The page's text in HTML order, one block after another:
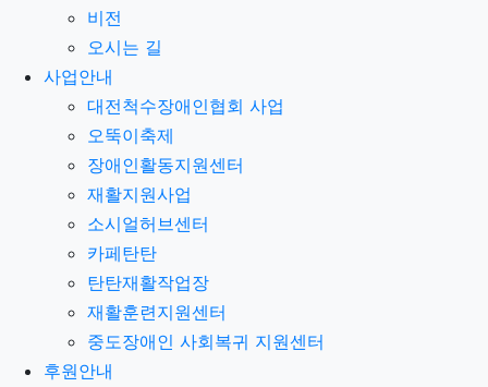
비전
오시는 길
사업안내
대전척수장애인협회 사업
오뚝이축제
장애인활동지원센터
재활지원사업
소시얼허브센터
카페탄탄
탄탄재활작업장
재활훈련지원센터
중도장애인 사회복귀 지원센터
후원안내